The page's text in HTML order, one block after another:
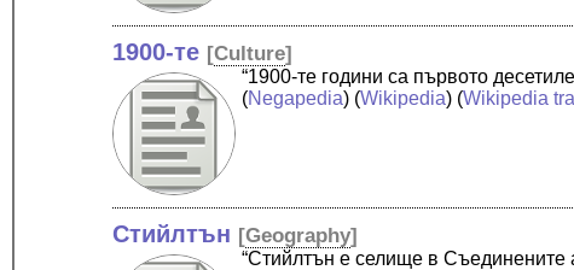
1900-те [Culture]
“1900-те години са първото
(Negapedia) (Wikipedia) (Wikipedia
Стийлтън [Geography]
“Стийлтън е селище в